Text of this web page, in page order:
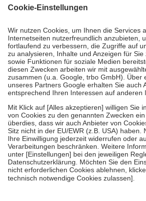
4Für verschreibungspflichtige Medikamente
gesetzliche Krankenversicherung übernimmt
Kosten dafür, der Versicherte trägt einen
mit.
Grundsätzlich leisten Mitglieder
Prozent des Abgabepreises,mindestens
höchstens zehn Euro.Es sind jedoch nie
tatsächlichen Kosten der Leistung zu
Diese Regeln gelten grundsätzlich auch für
Bei Heilmitteln und häuslicher
Zuzahlung zehn Prozent der Kosten sowie
Verordnung.
Um das Engagement der Versicherten für ihre
zu stärken und die besondere Stellung der
fallenkeine Zuzahlungenan bei:
• Kindern und Jugendlichen bis zum
mit Ausnahme der Fahrkosten